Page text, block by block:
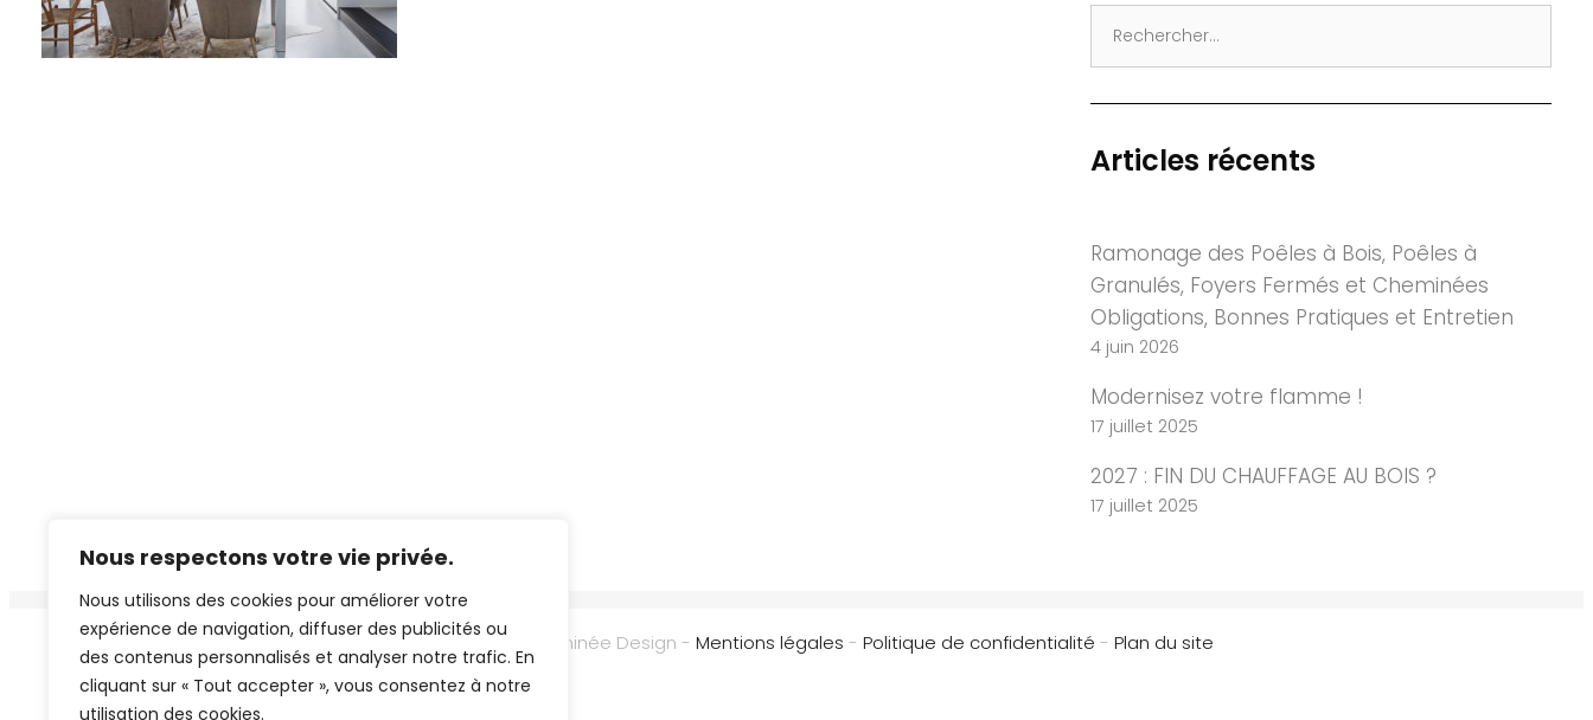
Nous respectons votre vie privée.
Nous utilisons des cookies pour améliorer votre
expérience de navigation, diffuser des publicités ou
des contenus personnalisés et analyser notre trafic. En
cliquant sur « Tout accepter », vous consentez à notre
utilisation des cookies.
for:
Articles récents
Ramonage des Poêles à Bois, Poêles à
Granulés, Foyers Fermés et Cheminées
Obligations, Bonnes Pratiques et Entretien
4 juin 2026
Modernisez votre flamme !
17 juillet 2025
2027 : FIN DU CHAUFFAGE AU BOIS ?
17 juillet 2025
Copyright 2026 Cheminée Design - Mentions légales - Politique de confidentialité - Plan du site